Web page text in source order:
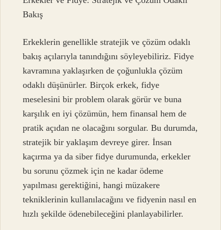
Bakış
Erkeklerin genellikle stratejik ve çözüm odaklı
bakış açılarıyla tanındığını söyleyebiliriz. Fidye
kavramına yaklaşırken de çoğunlukla çözüm
odaklı düşünürler. Birçok erkek, fidye
meselesini bir problem olarak görür ve buna
karşılık en iyi çözümün, hem finansal hem de
pratik açıdan ne olacağını sorgular. Bu durumda,
stratejik bir yaklaşım devreye girer. İnsan
kaçırma ya da siber fidye durumunda, erkekler
bu sorunu çözmek için ne kadar ödeme
yapılması gerektiğini, hangi müzakere
tekniklerinin kullanılacağını ve fidyenin nasıl en
hızlı şekilde ödenebileceğini planlayabilirler.